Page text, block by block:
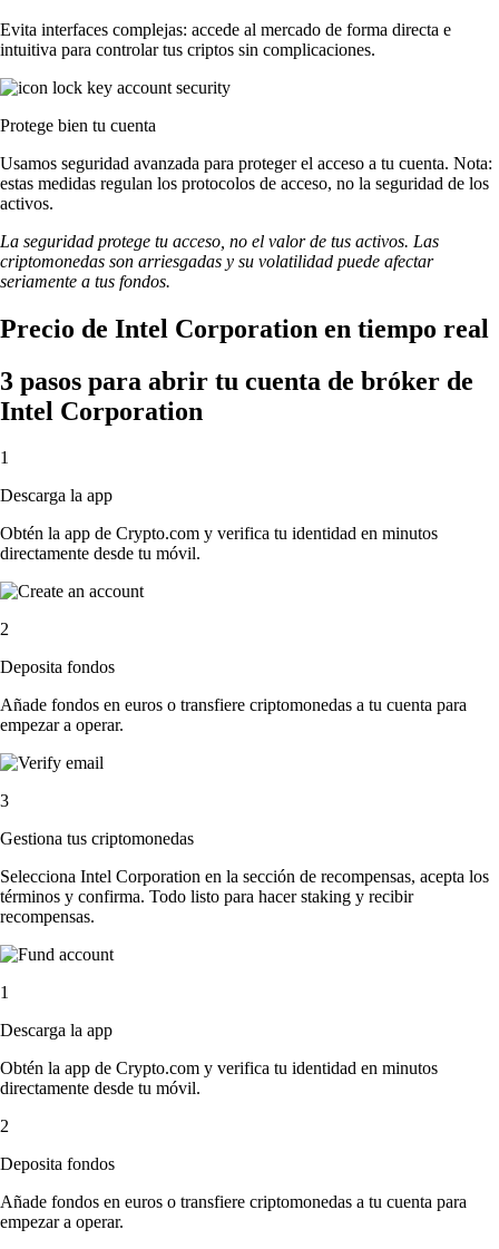
Evita interfaces complejas: accede al mercado de forma directa e
intuitiva para controlar tus criptos sin complicaciones.
Protege bien tu cuenta
Usamos seguridad avanzada para proteger el acceso a tu cuenta. Nota:
estas medidas regulan los protocolos de acceso, no la seguridad de los
activos.
La seguridad protege tu acceso, no el valor de tus activos. Las
criptomonedas son arriesgadas y su volatilidad puede afectar
seriamente a tus fondos.
Precio de Intel Corporation en tiempo real
3 pasos para abrir tu cuenta de bróker de
Intel Corporation
1
Descarga la app
Obtén la app de Crypto.com y verifica tu identidad en minutos
directamente desde tu móvil.
2
Deposita fondos
Añade fondos en euros o transfiere criptomonedas a tu cuenta para
empezar a operar.
3
Gestiona tus criptomonedas
Selecciona Intel Corporation en la sección de recompensas, acepta los
términos y confirma. Todo listo para hacer staking y recibir
recompensas.
1
Descarga la app
Obtén la app de Crypto.com y verifica tu identidad en minutos
directamente desde tu móvil.
2
Deposita fondos
Añade fondos en euros o transfiere criptomonedas a tu cuenta para
empezar a operar.